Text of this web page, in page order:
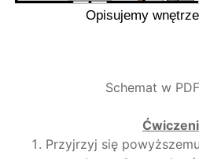
Schemat w
Przyjrzyj się